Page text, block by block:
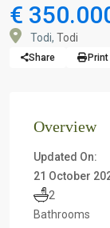
€
Todi, Todi
Share Print
Overview
Updated On:
21 October
2
Bathrooms